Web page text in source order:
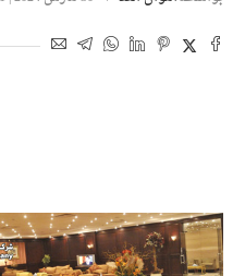
بالملاعب
بواسطة أموال الغد 30 مارس 2024 | 3:11 م